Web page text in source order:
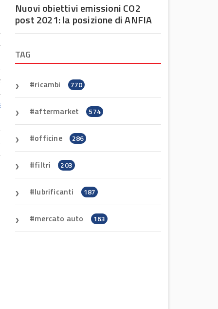
Nuovi obiettivi emissioni CO2
post 2021: la posizione di ANFIA
TAG
ricambi 770
aftermarket 574
officine 286
filtri 203
lubrificanti 187
mercato auto 163